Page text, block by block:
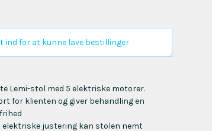
ind for at kunne lave bestillinger
Lemi-stol med 5 elektriske motorer.
for klienten og giver behandling en
justering kan stolen nemt